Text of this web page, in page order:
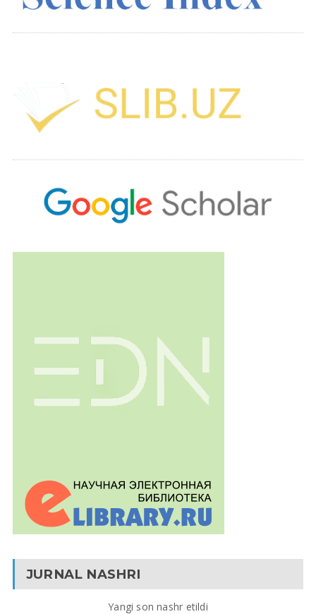
JURNAL NASHRI
Yangi son nashr etildi